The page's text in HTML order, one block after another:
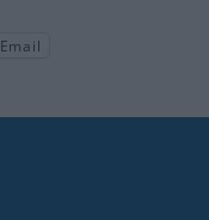
Email